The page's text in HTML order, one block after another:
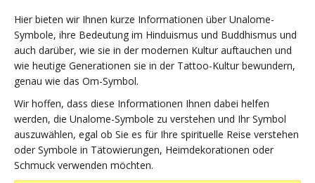
Hier bieten wir Ihnen kurze Informationen über Unalome-
Symbole, ihre Bedeutung im Hinduismus und Buddhismus und
auch darüber, wie sie in der modernen Kultur auftauchen und
wie heutige Generationen sie in der Tattoo-Kultur bewundern,
genau wie das Om-Symbol.
Wir hoffen, dass diese Informationen Ihnen dabei helfen
werden, die Unalome-Symbole zu verstehen und Ihr Symbol
auszuwählen, egal ob Sie es für Ihre spirituelle Reise verstehen
oder Symbole in Tätowierungen, Heimdekorationen oder
Schmuck verwenden möchten.